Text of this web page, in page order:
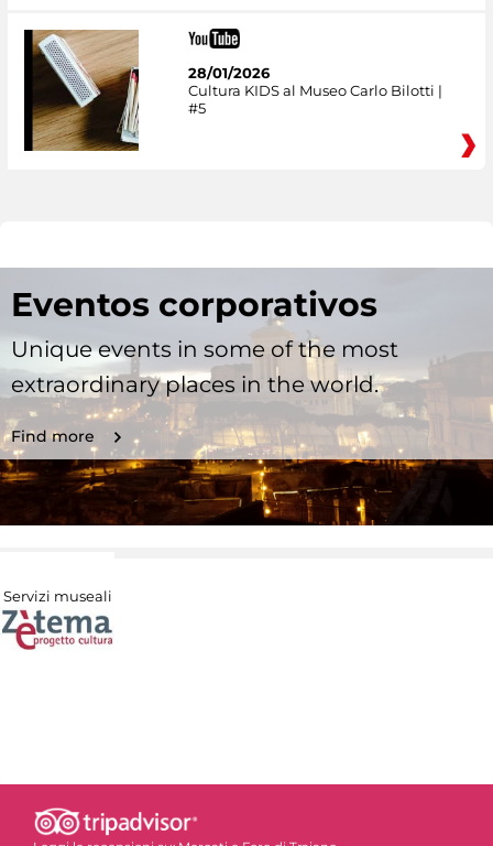
28/01/2026
Cultura KIDS al Museo Carlo Bilotti |
#5
Eventos corporativos
Unique events in some of the most
extraordinary places in the world.
Find more
Servizi museali